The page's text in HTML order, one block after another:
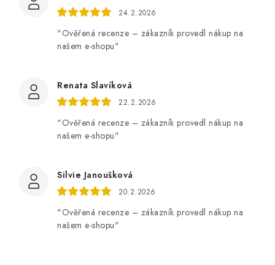
24.2.2026
"Ověřená recenze – zákazník provedl nákup na
našem e-shopu"
Renata Slavíková
22.2.2026
"Ověřená recenze – zákazník provedl nákup na
našem e-shopu"
Silvie Janoušková
20.2.2026
"Ověřená recenze – zákazník provedl nákup na
našem e-shopu"